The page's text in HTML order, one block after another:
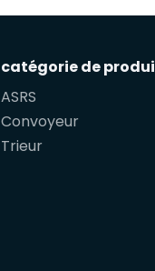
catégorie de
ASRS
Convoyeur
Trieur